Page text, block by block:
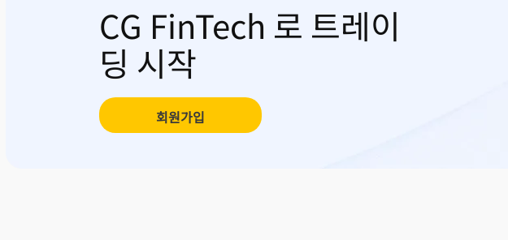
CG FinTech 로 트레이
딩 시작
회원가입